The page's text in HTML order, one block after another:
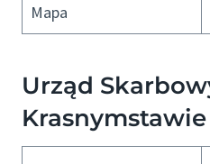
Mapa
Urząd
Krasnymstawie